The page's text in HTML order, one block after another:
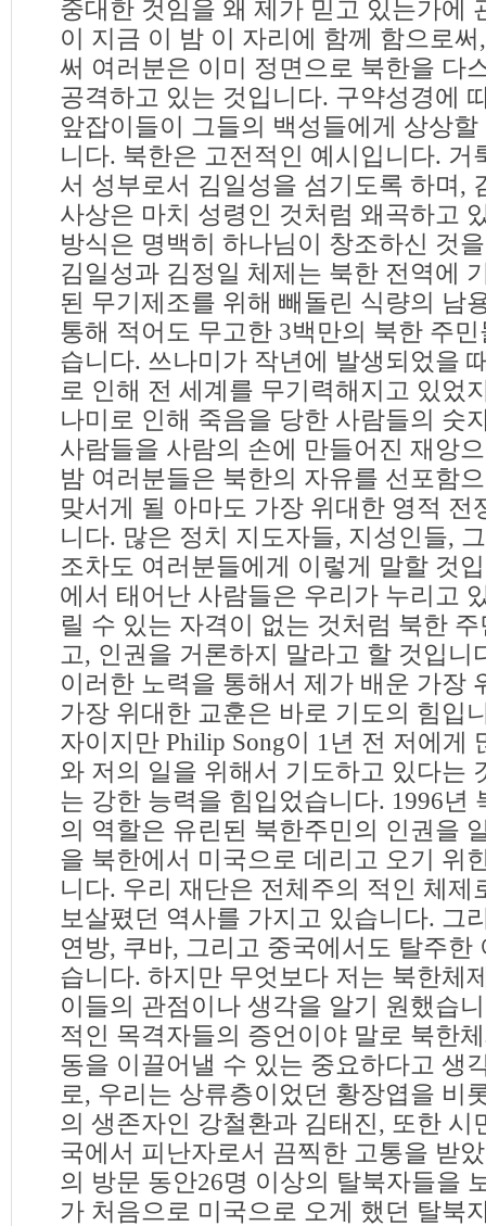
중대한 것임을 왜 제가 믿고 있는가에
이 지금 이 밤 이 자리에 함께 함으로
써 여러분은 이미 정면으로 북한을 다
공격하고 있는 것입니다. 구약성경에
앞잡이들이 그들의 백성들에게 상상
니다. 북한은 고전적인 예시입니다. 거
서 성부로서 김일성을 섬기도록 하며,
사상은 마치 성령인 것처럼 왜곡하고
방식은 명백히 하나님이 창조하신 것
김일성과 김정일 체제는 북한 전역에
된 무기제조를 위해 빼돌린 식량의 남
통해 적어도 무고한 3백만의 북한 주
습니다. 쓰나미가 작년에 발생되었을
로 인해 전 세계를 무기력해지고 있었
나미로 인해 죽음을 당한 사람들의 숫
사람들을 사람의 손에 만들어진 재앙
밤 여러분들은 북한의 자유를 선포함
맞서게 될 아마도 가장 위대한 영적 전
니다. 많은 정치 지도자들, 지성인들,
조차도 여러분들에게 이렇게 말할 것
에서 태어난 사람들은 우리가 누리고
릴 수 있는 자격이 없는 것처럼 북한
고, 인권을 거론하지 말라고 할 것입니
이러한 노력을 통해서 제가 배운 가장
가장 위대한 교훈은 바로 기도의 힘입
자이지만 Philip Song이 1년 전 저에게
와 저의 일을 위해서 기도하고 있다는
는 강한 능력을 힘입었습니다. 1996년
의 역할은 유린된 북한주민의 인권을
을 북한에서 미국으로 데리고 오기 위
니다. 우리 재단은 전체주의 적인 체제
보살폈던 역사를 가지고 있습니다. 그
연방, 쿠바, 그리고 중국에서도 탈주한
습니다. 하지만 무엇보다 저는 북한체
이들의 관점이나 생각을 알기 원했습
적인 목격자들의 증언이야 말로 북한
동을 이끌어낼 수 있는 중요하다고 생
로, 우리는 상류층이었던 황장엽을 비
의 생존자인 강철환과 김태진, 또한 시
국에서 피난자로서 끔찍한 고통을 받
의 방문 동안26명 이상의 탈북자들을
가 처음으로 미국으로 오게 했던 탈북